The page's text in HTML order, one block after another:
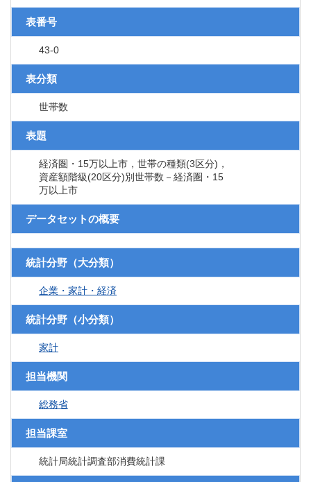
表番号
43-0
表分類
世帯数
表題
経済圏・15万以上市，世帯の種類(3区分)，
資産額階級(20区分)別世帯数－経済圏・15
万以上市
データセットの概要
統計分野（大分類）
企業・家計・経済
統計分野（小分類）
家計
担当機関
総務省
担当課室
統計局統計調査部消費統計課